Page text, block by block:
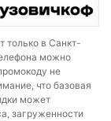
только в Санкт-
можно
не
что базовая
может
загруженности